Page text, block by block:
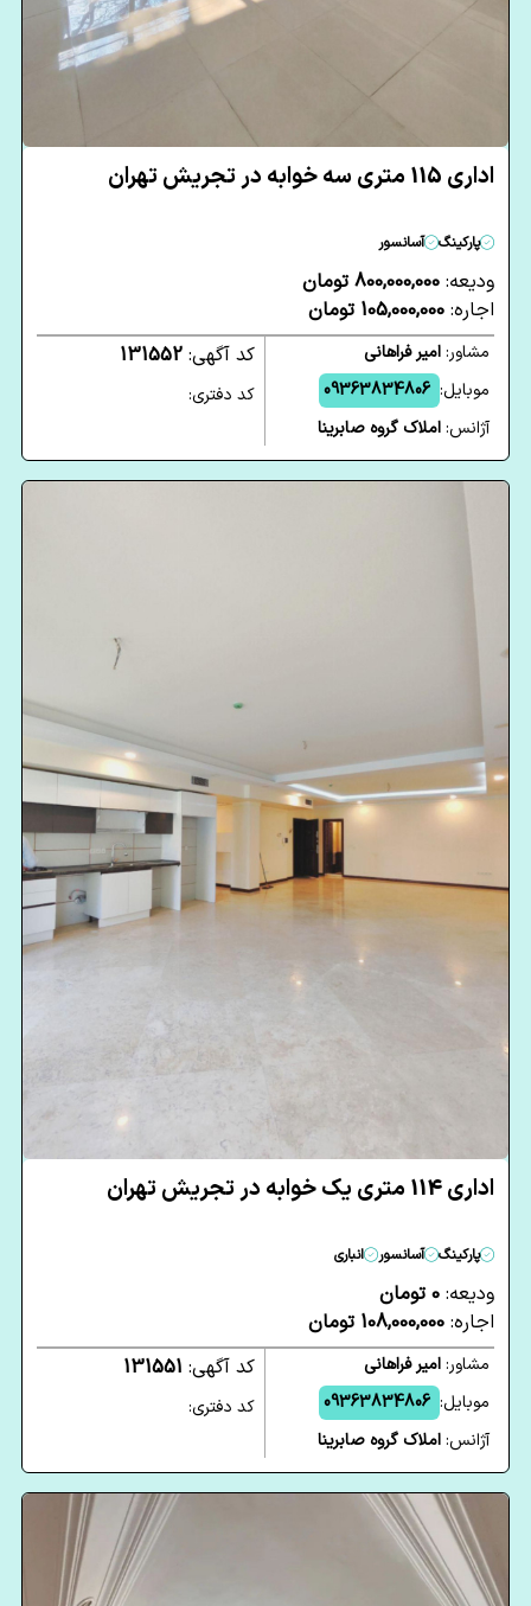
اداری 115 متری سه خوابه در تجریش تهران
پارکینگ آسانسور
ودیعه: 800,000,000 تومان
اجاره: 105,000,000 تومان
مشاور:امیر فراهانی
موبایل: 09363834806
آژانس:املاک گروه صابرینا
کد آگهی: 131552
کد دفتری:
اداری 114 متری یک خوابه در تجریش تهران
پارکینگ آسانسور انباری
ودیعه: 0 تومان
اجاره: 108,000,000 تومان
مشاور:امیر فراهانی
موبایل: 09363834806
آژانس:املاک گروه صابرینا
کد آگهی: 131551
کد دفتری: